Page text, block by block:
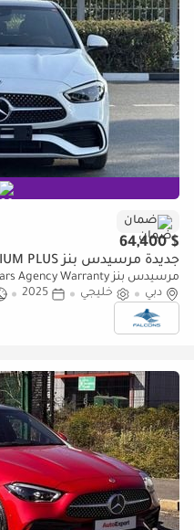
ضمان
$ 64,400
جديدة مرسيدس بنز C 200 PREMIUM PLUS
مرسيدس بنز C 200 Premium Plus 2025 GCC 5 Years Agency Warranty
دبي
خليجي 2025